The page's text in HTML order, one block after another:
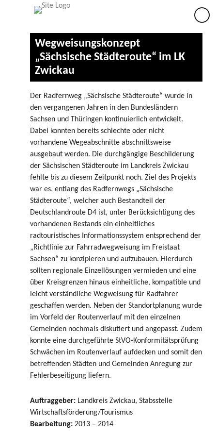
Wegweisungskonzept
„Sächsische Städteroute“ im LK
Zwickau
Der Radfernweg „Sächsische Städteroute“ wurde in
den vergangenen Jahren in den Bundesländern
Sachsen und Thüringen kontinuierlich entwickelt.
Dabei konnten bereits schlechte oder nicht
vorhandene Wegeabschnitte abschnittsweise
ausgebaut werden. Die durchgängige Beschilderung
der Sächsischen Städteroute im Landkreis Zwickau
fehlte bis zu diesem Zeitpunkt noch. Ziel des Projekts
war es, entlang des Radfernwegs „Sächsische
Städteroute“, welcher auch Bestandteil der
Deutschlandroute D4 ist, unter Berücksichtigung des
vorhandenen Bestands ein einheitliches
radtouristisches Informationssystem entsprechend der
„Richtlinie zur Fahrradwegweisung im Freistaat
Sachsen“ zu konzipieren und aufzubauen. Hierdurch
sollten regionale Einzellösungen vermieden und eine
über Kreisgrenzen hinaus einheitliche, kompatible und
leicht verständliche Wegweisung für Radfahrer
geschaffen werden. Neben der Standortplanung wurde
im Vorfeld der Routenverlauf mit den einzelnen
Gemeinden nochmals diskutiert und angepasst. Zudem
konnte eine durchgeführte StVO-Konformitätsprüfung
Schwächen im Routenverlauf aufdecken und somit den
betreffenden Städten und Gemeinden Anregung zur
Fehlerbeseitigung liefern.
Auftraggeber: Landkreis Zwickau, Stabsstelle
Wirtschaftsförderung/Tourismus
Bearbeitung: 2013 – 2014